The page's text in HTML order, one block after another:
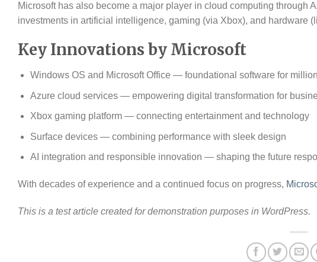
Microsoft has also become a major player in cloud computing through
investments in artificial intelligence, gaming (via Xbox), and hardware
Key Innovations by Microsoft
Windows OS and Microsoft Office — foundational software for
Azure cloud services — empowering digital transformation for
Xbox gaming platform — connecting entertainment and technology
Surface devices — combining performance with sleek design
AI integration and responsible innovation — shaping the future
With decades of experience and a continued focus on progress,
This is a test article created for demonstration purposes in WordPress.